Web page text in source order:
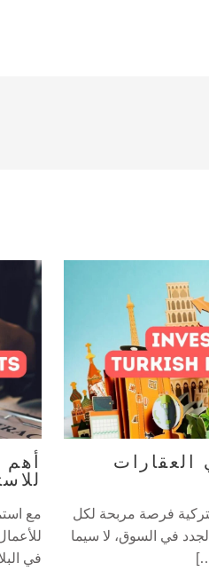
العقارات
فرصة مربحة لكل
في السوق، لا سيما
مع
في